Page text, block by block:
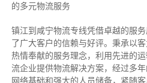
的多元物流服务
镇江到咸宁物流专线凭借卓越的服
了广大客户的信赖与好评。 秉承以客
热情奉献的服务理念，利用先进的
流企业提供物流解决方案，经过多
网络基础和强大的人员储备，紧随